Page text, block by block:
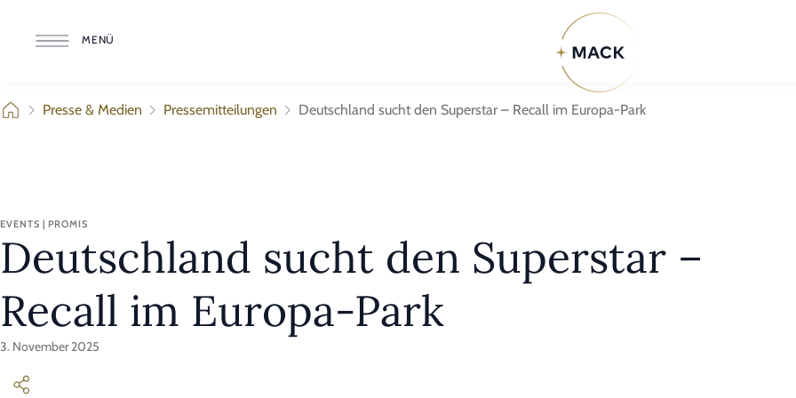
MENÜ
Presse & Medien Pressemitteilungen Deutschland sucht den Superstar – Recall im Europa-Park
EVENTS | PROMIS
Deutschland sucht den Superstar –
Recall im Europa-Park
3. November 2025